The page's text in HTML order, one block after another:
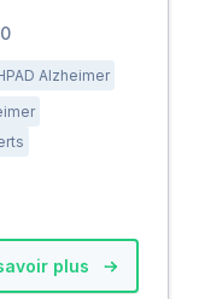
Alzheimer
plus